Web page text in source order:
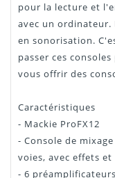
pour la lecture et
avec un
en sonorisation.
passer ces
vous offrir des
Caractéristiques
- Mackie ProFX12
- Console de
voies, avec effets
- 6